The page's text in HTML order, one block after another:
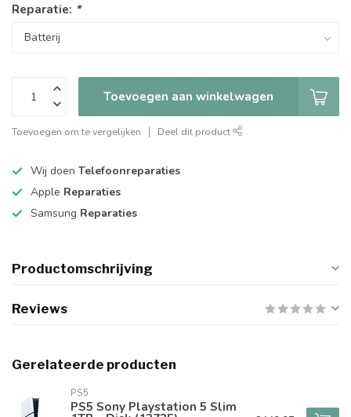
Reparatie: *
Toevoegen aan winkelwagen
Toevoegen om te vergelijken Deel dit product
Wij doen Telefoonreparaties
Apple Reparaties
Samsung Reparaties
Productomschrijving
Reviews
Gerelateerde producten
PS5
PS5 Sony Playstation 5 Slim